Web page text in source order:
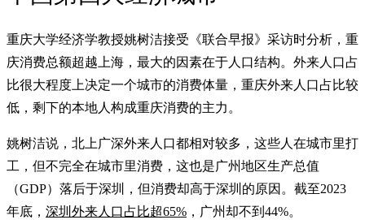
重庆大学经济学教授姚树洁接受《联合早报》采访时分析，重
庆消费总额超越上海，最大的因素在于人口结构。外来人口占
比很大程度上决定一个城市的消费体量，重庆外来人口占比较
低，剩下的本地人构成重庆消费的主力。
姚树洁说，北上广深外来人口都相对较多，这些人在城市里打
工，但不完全在城市里消费，这也是广州地区生产总值
（GDP）落后于深圳，但消费却高于深圳的原因。截至2023
年底， 深圳外来人口占比超65% ，广州却不到44%。